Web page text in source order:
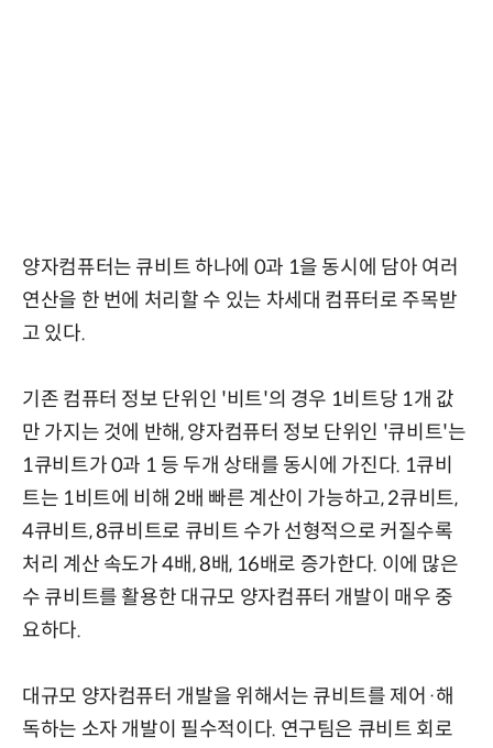
양자컴퓨터는 큐비트 하나에 0과 1을 동시에 담아 여러
연산을 한 번에 처리할 수 있는 차세대 컴퓨터로 주목받
고 있다.
기존 컴퓨터 정보 단위인 '비트'의 경우 1비트당 1개 값
만 가지는 것에 반해, 양자컴퓨터 정보 단위인 '큐비트'는
1큐비트가 0과 1 등 두개 상태를 동시에 가진다. 1큐비
트는 1비트에 비해 2배 빠른 계산이 가능하고, 2큐비트,
4큐비트, 8큐비트로 큐비트 수가 선형적으로 커질수록
처리 계산 속도가 4배, 8배, 16배로 증가한다. 이에 많은
수 큐비트를 활용한 대규모 양자컴퓨터 개발이 매우 중
요하다.
대규모 양자컴퓨터 개발을 위해서는 큐비트를 제어·해
독하는 소자 개발이 필수적이다. 연구팀은 큐비트 회로